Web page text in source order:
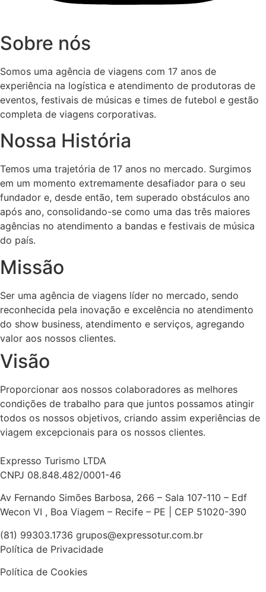
Sobre nós
Somos uma agência de viagens com 17 anos de
experiência na logística e atendimento de produtoras de
eventos, festivais de músicas e times de futebol e gestão
completa de viagens corporativas.
Nossa História
Temos uma trajetória de 17 anos no mercado. Surgimos
em um momento extremamente desafiador para o seu
fundador e, desde então, tem superado obstáculos ano
após ano, consolidando-se como uma das três maiores
agências no atendimento a bandas e festivais de música
do país.
Missão
Ser uma agência de viagens líder no mercado, sendo
reconhecida pela inovação e excelência no atendimento
do show business, atendimento e serviços, agregando
valor aos nossos clientes.
Visão
Proporcionar aos nossos colaboradores as melhores
condições de trabalho para que juntos possamos atingir
todos os nossos objetivos, criando assim experiências de
viagem excepcionais para os nossos clientes.
Expresso Turismo LTDA
CNPJ 08.848.482/0001-46
Av Fernando Simões Barbosa, 266 – Sala 107-110 – Edf
Wecon VI , Boa Viagem – Recife – PE | CEP 51020-390
(81) 99303.1736 grupos@expressotur.com.br
Política de Privacidade
Política de Cookies